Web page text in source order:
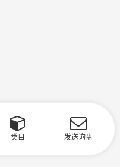
类目 发送询盘